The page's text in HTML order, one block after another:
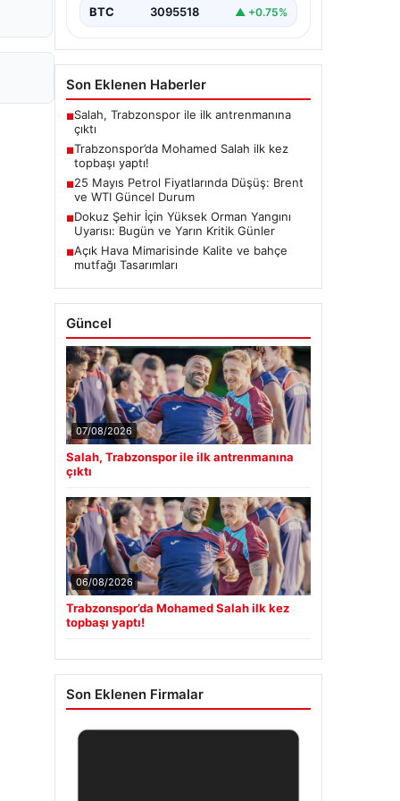
BTC 3095518 ▲ +0.75%
Son Eklenen Haberler
■Salah, Trabzonspor ile ilk antrenmanına
çıktı
■Trabzonspor’da Mohamed Salah ilk kez
topbaşı yaptı!
■25 Mayıs Petrol Fiyatlarında Düşüş: Brent
ve WTI Güncel Durum
■Dokuz Şehir İçin Yüksek Orman Yangını
Uyarısı: Bugün ve Yarın Kritik Günler
■Açık Hava Mimarisinde Kalite ve bahçe
mutfağı Tasarımları
Güncel
07/08/2026
Salah, Trabzonspor ile ilk antrenmanına
çıktı
06/08/2026
Trabzonspor’da Mohamed Salah ilk kez
topbaşı yaptı!
Son Eklenen Firmalar